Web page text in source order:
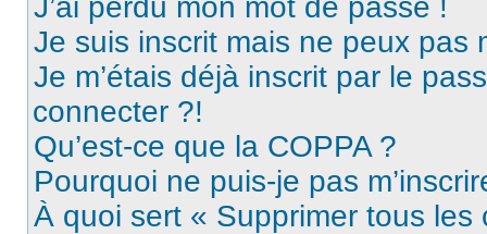
J’ai perdu mon mot de passe !
Je suis inscrit mais ne peux pas
Je m’étais déjà inscrit par le
connecter ?!
Qu’est-ce que la COPPA ?
Pourquoi ne puis-je pas
À quoi sert « Supprimer tous les